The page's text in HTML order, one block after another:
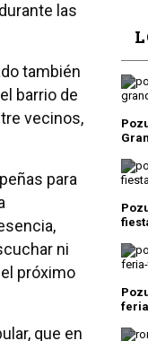
las
también
barrio de
vecinos,
para
ni
próximo
que en